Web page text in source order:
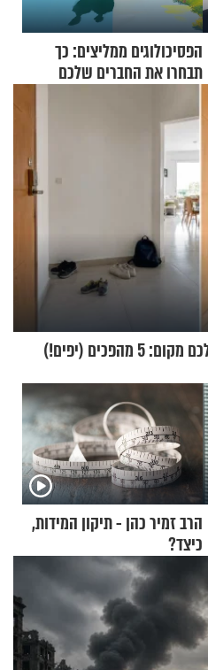
הפסיכולוגים ממליצים: כך
תבחרו את החברים שלכם
הפינות הריקות בבית מבזבזות לכם מקום: 5 מהפכים (יפים!)
הרב זמיר כהן - תיקון המידות,
כיצד?